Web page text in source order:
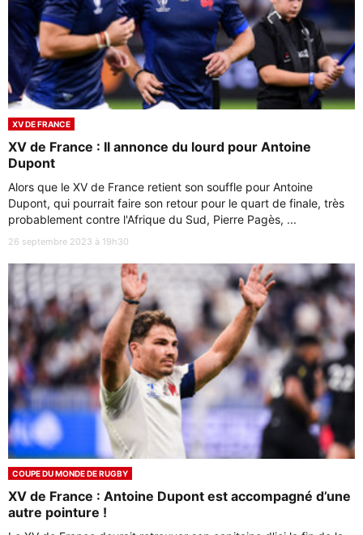
XV DE FRANCE
XV de France : Il annonce du lourd pour Antoine
Dupont
Alors que le XV de France retient son souffle pour Antoine
Dupont, qui pourrait faire son retour pour le quart de finale, très
probablement contre l'Afrique du Sud, Pierre Pagès, ...
26 septembre 2023 à 19h30
COUPE DU MONDE DE RUGBY
XV de France : Antoine Dupont est accompagné d’une
autre pointure !